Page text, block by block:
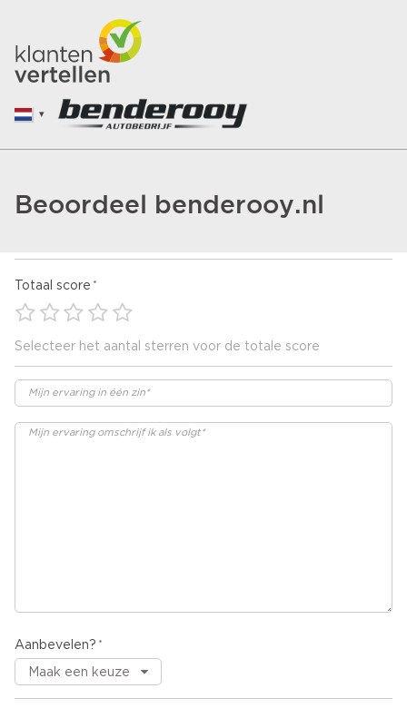
Beoordeel benderooy.nl
Totaal score
Selecteer het aantal sterren voor de totale score
Aanbevelen?